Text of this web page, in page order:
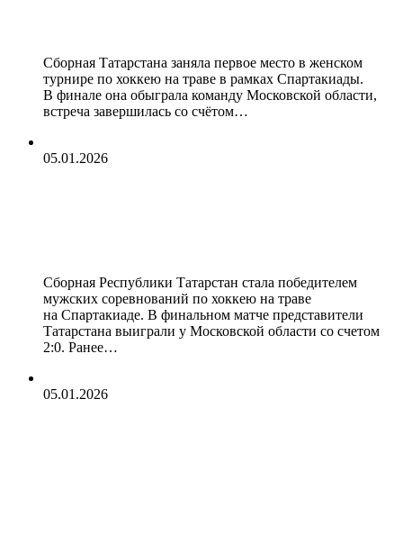
Сборная Татарстана заняла первое место в женском
турнире по хоккею на траве в рамках Спартакиады.
В финале она обыграла команду Московской области,
встреча завершилась со счётом…
05.01.2026
Сборная Республики Татарстан стала победителем
мужских соревнований по хоккею на траве
на Спартакиаде. В финальном матче представители
Татарстана выиграли у Московской области со счетом
2:0. Ранее…
05.01.2026